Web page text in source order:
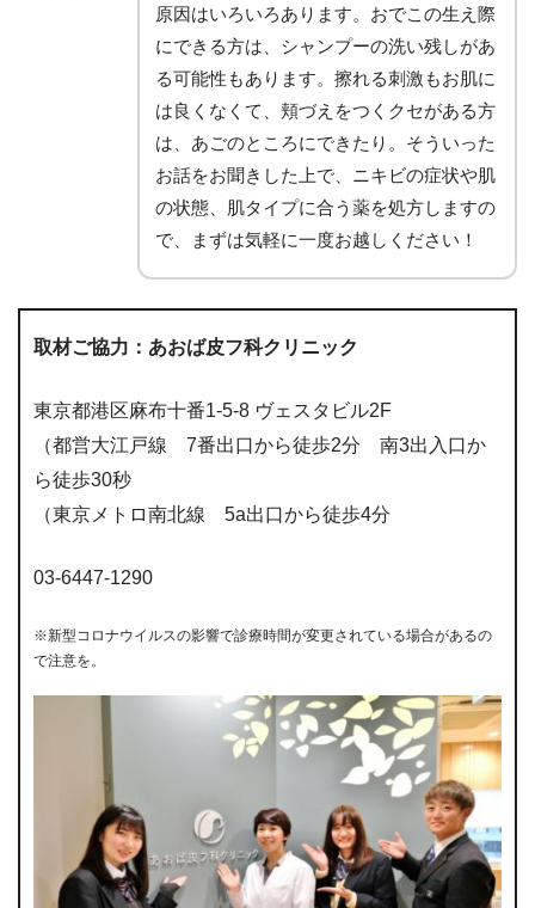
原因はいろいろあります。おでこの生え際
にできる方は、シャンプーの洗い残しがあ
る可能性もあります。擦れる刺激もお肌に
は良くなくて、頬づえをつくクセがある方
は、あごのところにできたり。そういった
お話をお聞きした上で、ニキビの症状や肌
の状態、肌タイプに合う薬を処方しますの
で、まずは気軽に一度お越しください！
取材ご協力：あおば皮フ科クリニック
東京都港区麻布十番1-5-8 ヴェスタビル2F
（都営大江戸線 7番出口から徒歩2分 南3出入口か
ら徒歩30秒
（東京メトロ南北線 5a出口から徒歩4分
03-6447-1290
※新型コロナウイルスの影響で診療時間が変更されている場合があるの
で注意を。